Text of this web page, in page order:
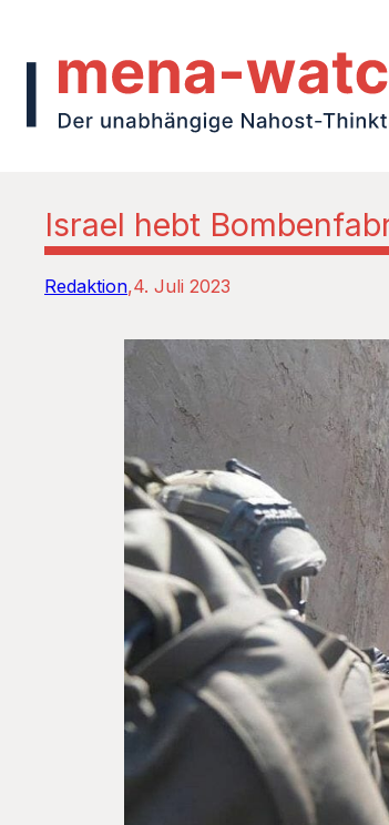
Israel hebt
Redaktion 4. Juli 2023